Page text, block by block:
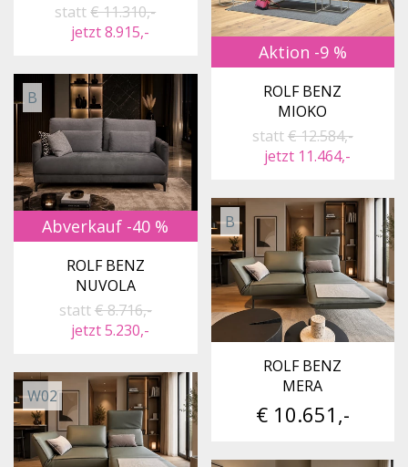
statt€ 11.310,-
jetzt 8.915,-
Aktion -9 %
ROLF BENZ
MIOKO
statt€ 12.584,-
jetzt 11.464,-
B
Abverkauf -40 %
ROLF BENZ
NUVOLA
statt€ 8.716,-
jetzt 5.230,-
B
ROLF BENZ
MERA
€ 10.651,-
W02